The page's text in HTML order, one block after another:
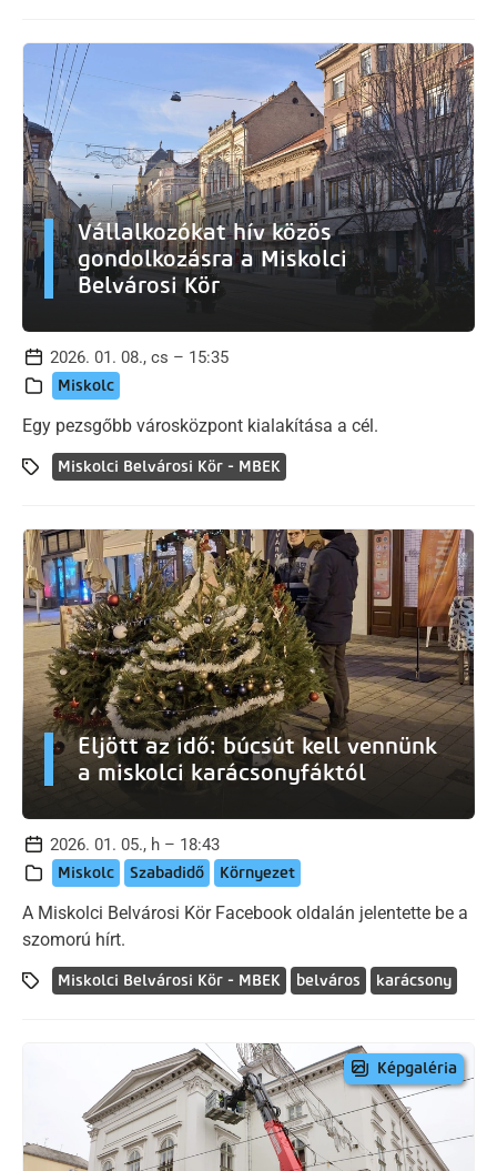
Vállalkozókat hív közös
gondolkozásra a Miskolci
Belvárosi Kör
2026. 01. 08., cs – 15:35
Miskolc
Egy pezsgőbb városközpont kialakítása a cél.
Miskolci Belvárosi Kör - MBEK
Eljött az idő: búcsút kell vennünk
a miskolci karácsonyfáktól
2026. 01. 05., h – 18:43
Miskolc Szabadidő Környezet
A Miskolci Belvárosi Kör Facebook oldalán jelentette be a
szomorú hírt.
Miskolci Belvárosi Kör - MBEK belváros karácsony
Képgaléria